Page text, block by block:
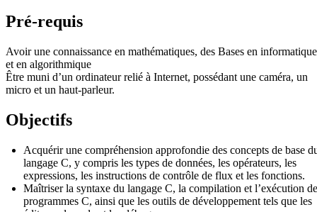
Pré-requis
Avoir une connaissance en mathématiques, des Bases en informatique
et en algorithmique
Être muni d’un ordinateur relié à Internet, possédant une caméra, un
micro et un haut-parleur.
Objectifs
Acquérir une compréhension approfondie des concepts de base
langage C, y compris les types de données, les opérateurs, les
expressions, les instructions de contrôle de flux et les fonctions.
Maîtriser la syntaxe du langage C, la compilation et l’exécution
programmes C, ainsi que les outils de développement tels que les